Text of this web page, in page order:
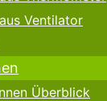
Ventilator
Überblick